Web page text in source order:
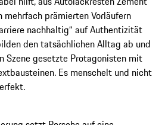
mehrfach prämierten Vorläufern
nachhaltig“ auf Authentizität
den tatsächlichen Alltag ab und
Szene gesetzte Protagonisten mit
Es menschelt und nicht